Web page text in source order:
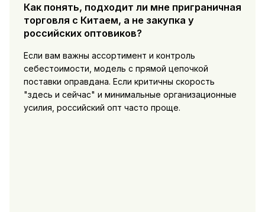
Как понять, подходит ли мне приграничная
торговля с Китаем, а не закупка у
российских оптовиков?
Если вам важны ассортимент и контроль
себестоимости, модель с прямой цепочкой
поставки оправдана. Если критичны скорость
"здесь и сейчас" и минимальные организационные
усилия, российский опт часто проще.